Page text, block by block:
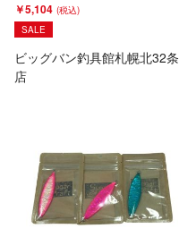
￥5,104
SALE
ビッグバン釣具館札幌北32条
店